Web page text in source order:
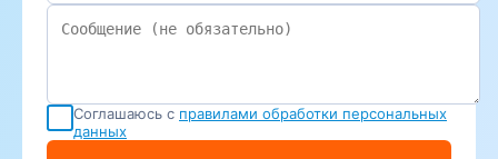
Соглашаюсь с правилами обработки персональных
данных